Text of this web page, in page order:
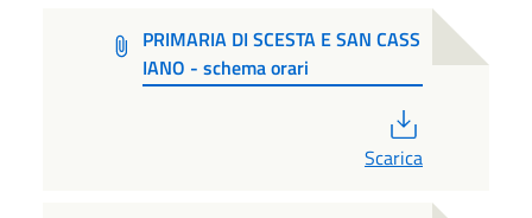
PRIMARIA DI SCESTA E SAN CASS
IANO - schema orari
Scarica